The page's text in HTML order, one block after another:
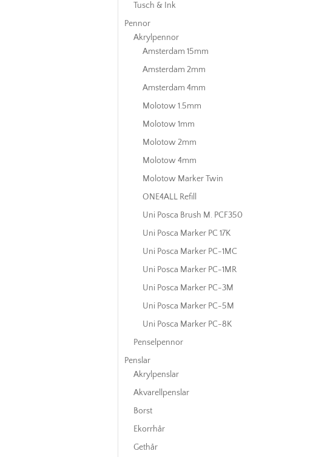
Tusch & Ink
Pennor
Akrylpennor
Amsterdam 15mm
Amsterdam 2mm
Amsterdam 4mm
Molotow 1.5mm
Molotow 1mm
Molotow 2mm
Molotow 4mm
Molotow Marker Twin
ONE4ALL Refill
Uni Posca Brush M. PCF350
Uni Posca Marker PC 17K
Uni Posca Marker PC-1MC
Uni Posca Marker PC-1MR
Uni Posca Marker PC-3M
Uni Posca Marker PC-5M
Uni Posca Marker PC-8K
Penselpennor
Penslar
Akrylpenslar
Akvarellpenslar
Borst
Ekorrhår
Gethår